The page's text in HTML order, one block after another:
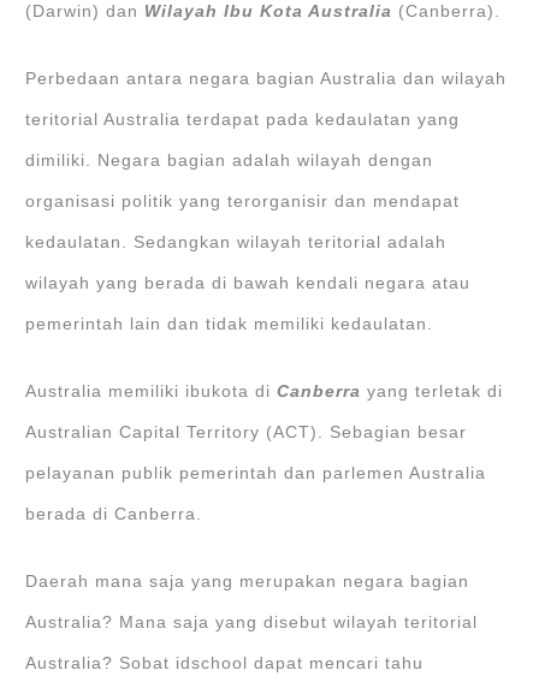
(Darwin) dan Wilayah Ibu Kota Australia (Canberra).
Perbedaan antara negara bagian Australia dan wilayah
teritorial Australia terdapat pada kedaulatan yang
dimiliki. Negara bagian adalah wilayah dengan
organisasi politik yang terorganisir dan mendapat
kedaulatan. Sedangkan wilayah teritorial adalah
wilayah yang berada di bawah kendali negara atau
pemerintah lain dan tidak memiliki kedaulatan.
Australia memiliki ibukota diCanberra yang terletak di
Australian Capital Territory (ACT). Sebagian besar
pelayanan publik pemerintah dan parlemen Australia
berada di Canberra.
Daerah mana saja yang merupakan negara bagian
Australia? Mana saja yang disebut wilayah teritorial
Australia? Sobat idschool dapat mencari tahu